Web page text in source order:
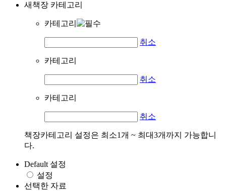
새책장 카테고리
카테고리
취소
카테고리
취소
카테고리
취소
책장카테고리 설정은 최소1개 ~ 최대3개까지 가능합니
다.
Default 설정
설정
선택한 자료